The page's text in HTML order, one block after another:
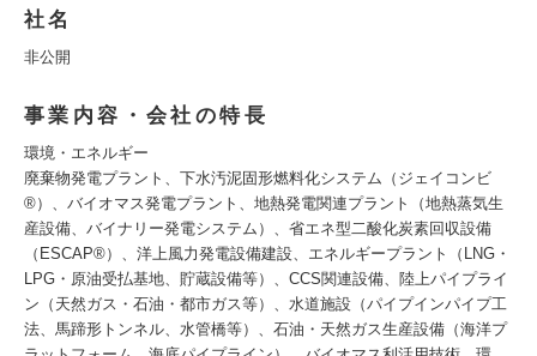
社名
非公開
事業内容・会社の特長
環境・エネルギー
廃棄物発電プラント、下水汚泥固形燃料化システム（ジェイコンビ
®）、バイオマス発電プラント、地熱発電関連プラント（地熱蒸気生
産設備、バイナリー発電システム）、省エネ型二酸化炭素回収設備
（ESCAP®）、洋上風力発電設備建設、エネルギープラント（LNG・
LPG・原油受払基地、貯蔵設備等）、CCS関連設備、陸上パイプライ
ン（天然ガス・石油・都市ガス等）、水道施設（パイプインパイプ工
法、馬蹄形トンネル、水管橋等）、石油・天然ガス生産設備（海洋プ